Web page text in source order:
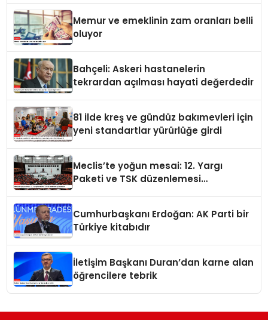
Memur ve emeklinin zam oranları belli
oluyor
Bahçeli: Askeri hastanelerin
tekrardan açılması hayati değerdedir
81 ilde kreş ve gündüz bakımevleri için
yeni standartlar yürürlüğe girdi
Meclis’te yoğun mesai: 12. Yargı
Paketi ve TSK düzenlemesi
Cumhurbaşkanı Erdoğan: AK Parti bir
Türkiye kitabıdır
İletişim Başkanı Duran’dan karne alan
öğrencilere tebrik